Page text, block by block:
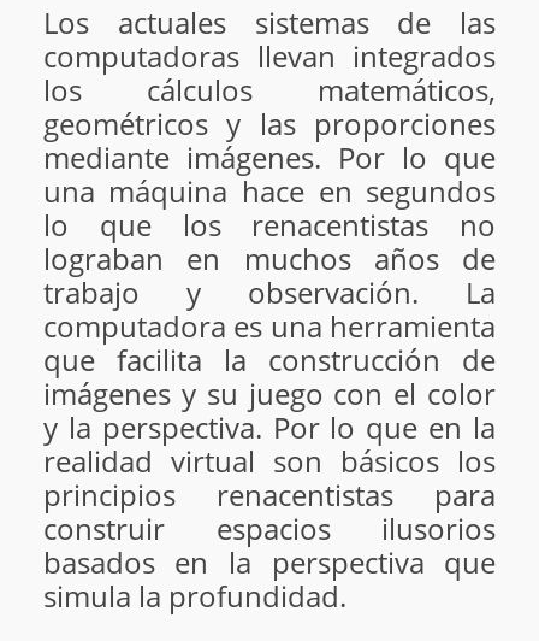
Los actuales sistemas de las
computadoras llevan integrados
los cálculos matemáticos,
geométricos y las proporciones
mediante imágenes. Por lo que
una máquina hace en segundos
lo que los renacentistas no
lograban en muchos años de
trabajo y observación. La
computadora es una herramienta
que facilita la construcción de
imágenes y su juego con el color
y la perspectiva. Por lo que en la
realidad virtual son básicos los
principios renacentistas para
construir espacios ilusorios
basados en la perspectiva que
simula la profundidad.